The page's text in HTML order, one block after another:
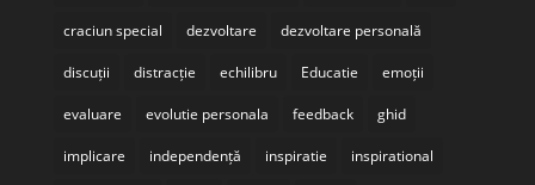
craciun special dezvoltare dezvoltare personală
discuții distracție echilibru Educatie emoții
evaluare evolutie personala feedback ghid
implicare independență inspiratie inspirational